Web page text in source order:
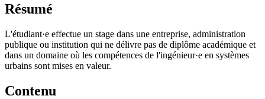
Résumé
L'étudiant·e effectue un stage dans une entreprise, administration
publique ou institution qui ne délivre pas de diplôme académique et
dans un domaine où les compétences de l'ingénieur·e en systèmes
urbains sont mises en valeur.
Contenu